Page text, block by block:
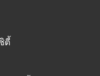
ตี้